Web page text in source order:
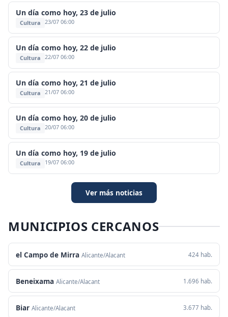
Un día como hoy, 23 de julio
Cultura 23/07 06:00
Un día como hoy, 22 de julio
Cultura 22/07 06:00
Un día como hoy, 21 de julio
Cultura 21/07 06:00
Un día como hoy, 20 de julio
Cultura 20/07 06:00
Un día como hoy, 19 de julio
Cultura 19/07 06:00
Ver más noticias
MUNICIPIOS CERCANOS
el Campo de Mirra Alicante/Alacant 424 hab.
Beneixama Alicante/Alacant 1.696 hab.
Biar Alicante/Alacant 3.677 hab.